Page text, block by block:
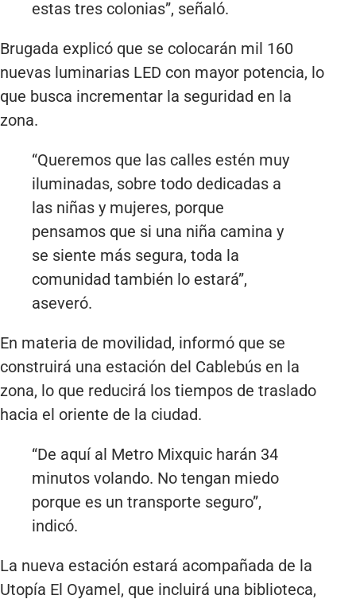
estas tres colonias”, señaló.
Brugada explicó que se colocarán mil 160
nuevas luminarias LED con mayor potencia, lo
que busca incrementar la seguridad en la
zona.
“Queremos que las calles estén muy
iluminadas, sobre todo dedicadas a
las niñas y mujeres, porque
pensamos que si una niña camina y
se siente más segura, toda la
comunidad también lo estará”,
aseveró.
En materia de movilidad, informó que se
construirá una estación del Cablebús en la
zona, lo que reducirá los tiempos de traslado
hacia el oriente de la ciudad.
“De aquí al Metro Mixquic harán 34
minutos volando. No tengan miedo
porque es un transporte seguro”,
indicó.
La nueva estación estará acompañada de la
Utopía El Oyamel, que incluirá una biblioteca,